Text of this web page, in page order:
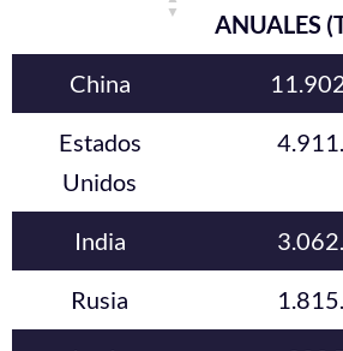
ANUALES
China
Estados
Unidos
India
Rusia